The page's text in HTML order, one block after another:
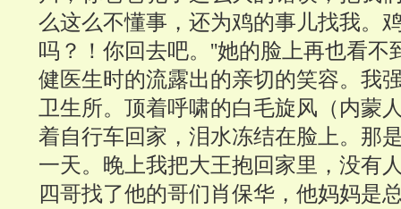
么这么不懂事，还为鸡的事儿找我。
吗？！你回去吧。''她的脸上再也看不
健医生时的流露出的亲切的笑容。我
卫生所。顶着呼啸的白毛旋风（内蒙
着自行车回家，泪水冻结在脸上。那
一天。晚上我把大王抱回家里，没有
四哥找了他的哥们肖保华，他妈妈是